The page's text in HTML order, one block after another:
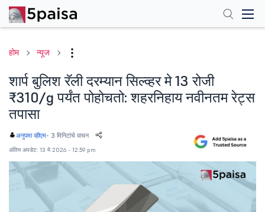
होम न्यूज
शार्प बुलिश रॅली दरम्यान सिल्व्हर मे 13 रोजी
₹310/g पर्यंत पोहोचतो: शहरनिहाय नवीनतम रेट्स
तपासा
अनुपमा व्हीएम- 3 मिनिटांचे वाचन
अंतिम अपडेट: 13 मे 2026 - 12:59 pm